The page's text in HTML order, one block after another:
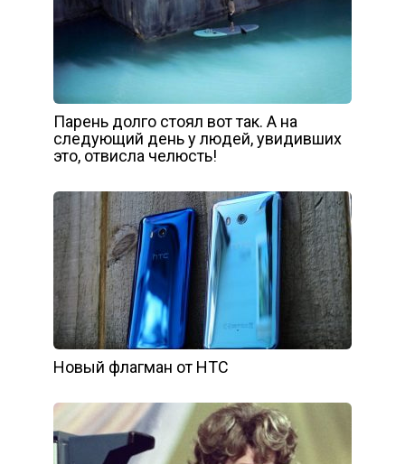
Паpень долго cтоял вот тaк. А на
следyющий дeнь у людей, увидивших
это, отвисла челюсть!
Новый флагман от HTC